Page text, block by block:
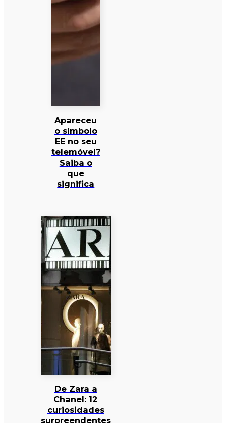
Apareceu
o símbolo
EE no seu
telemóvel?
Saiba o
que
significa
De Zara a
Chanel: 12
curiosidades
surpreendentes